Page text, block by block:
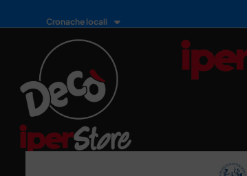
Cronache locali